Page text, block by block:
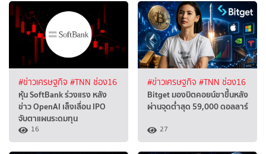
#ข่าวเศรษฐกิจ #TNN ช่อง16
หุ้น SoftBank ร่วงแรง หลัง
ข่าว OpenAI เล็งเลื่อน IPO
จับตาแผนระดมทุน
16
#ข่าวเศรษฐกิจ #TNN ช่อง16
Bitget มองบิตคอยน์ขาขึ้นหลัง
ผ่านจุดต่ำสุด 59,000 ดอลลาร์
27